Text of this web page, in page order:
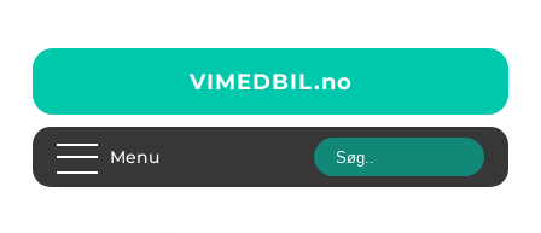
VIMEDBIL.no
Menu